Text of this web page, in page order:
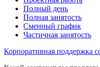
Полный день
Полная занятость
Сменный график
Частичная занятость
Корпоративная поддержка